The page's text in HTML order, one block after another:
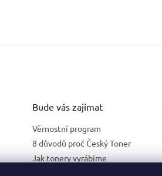
Bude vás zajímat
Věrnostní program
8 důvodů proč Český Toner
Jak tonery vyrábíme